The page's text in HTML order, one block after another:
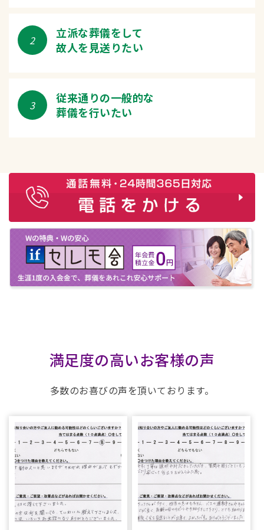
2
立派な葬儀をして
故人を見送りたい
3
従来通りの一般的な
葬儀を行いたい
満足度の高いお客様の声
多数のお喜びの声を頂いております。